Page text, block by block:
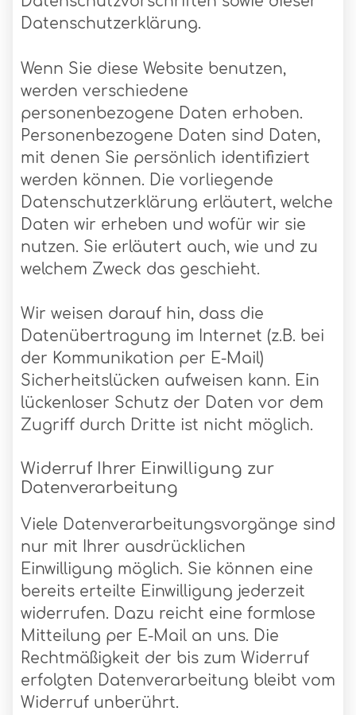
Datenschutzerklärung.
Wenn Sie diese Website benutzen,
werden verschiedene
personenbezogene Daten erhoben.
Personenbezogene Daten sind Daten,
mit denen Sie persönlich identifiziert
werden können. Die vorliegende
Datenschutzerklärung erläutert, welche
Daten wir erheben und wofür wir sie
nutzen. Sie erläutert auch, wie und zu
welchem Zweck das geschieht.
Wir weisen darauf hin, dass die
Datenübertragung im Internet (z.B. bei
der Kommunikation per E-Mail)
Sicherheitslücken aufweisen kann. Ein
lückenloser Schutz der Daten vor dem
Zugriff durch Dritte ist nicht möglich.
Widerruf Ihrer Einwilligung zur
Datenverarbeitung
Viele Datenverarbeitungsvorgänge sind
nur mit Ihrer ausdrücklichen
Einwilligung möglich. Sie können eine
bereits erteilte Einwilligung jederzeit
widerrufen. Dazu reicht eine formlose
Mitteilung per E-Mail an uns. Die
Rechtmäßigkeit der bis zum Widerruf
erfolgten Datenverarbeitung bleibt vom
Widerruf unberührt.